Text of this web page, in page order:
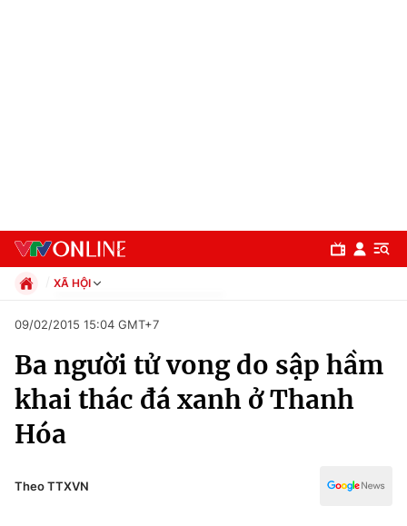
Chuyên mục
Chính trị
XÃ HỘI
Xã hội
Pháp luật
Kinh tế
Thể thao
Truyền hình
09/02/2015 15:04 GMT+7
Ba người tử vong do sập hầm
khai thác đá xanh ở Thanh
Hóa
Theo TTXVN